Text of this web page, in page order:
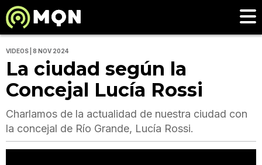
VIDEOS | 8 NOV 2024
La ciudad según la
Concejal Lucía Rossi
Charlamos de la actualidad de nuestra ciudad con
la concejal de Río Grande, Lucía Rossi.